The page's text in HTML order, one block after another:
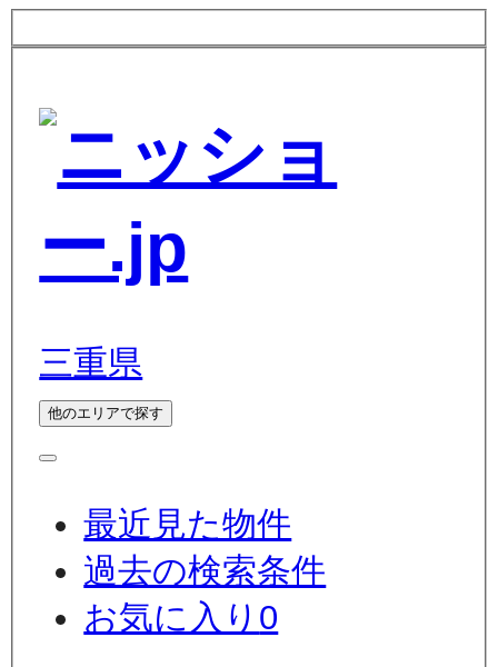
三重県
他のエリアで探す
最近見た物件
過去の検索条件
お気に入り 0